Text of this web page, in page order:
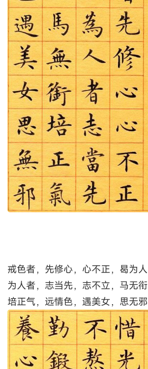
戒色者，先修心，心不正，曷为人
为人者，志当先，志不立，马无衔
培正气，远情色，遇美女，思无邪